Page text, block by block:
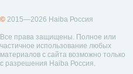
© 2015—2026 Haiba Россия
Все права защищены. Полное или
частичное использование любых
материалов с сайта возможно только
с разрешения Haiba Россия.